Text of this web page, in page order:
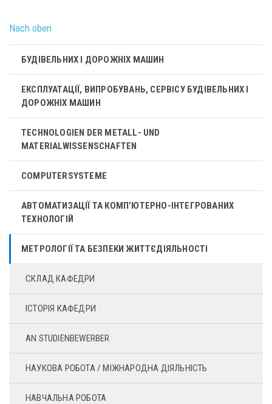
Nach oben
БУДІВЕЛЬНИХ І ДОРОЖНІХ МАШИН
ЕКСПЛУАТАЦІЇ, ВИПРОБУВАНЬ, СЕРВІСУ БУДІВЕЛЬНИХ І
ДОРОЖНІХ МАШИН
TECHNOLOGIEN DER METALL- UND
MATERIALWISSENSCHAFTEN
COMPUTERSYSTEME
АВТОМАТИЗАЦІЇ ТА КОМП’ЮТЕРНО-ІНТЕГРОВАНИХ
ТЕХНОЛОГІЙ
МЕТРОЛОГІЇ ТА БЕЗПЕКИ ЖИТТЄДІЯЛЬНОСТІ
СКЛАД КАФЕДРИ
ІСТОРІЯ КАФЕДРИ
AN STUDIENBEWERBER
НАУКОВА РОБОТА / МІЖНАРОДНА ДІЯЛЬНІСТЬ
НАВЧАЛЬНА РОБОТА